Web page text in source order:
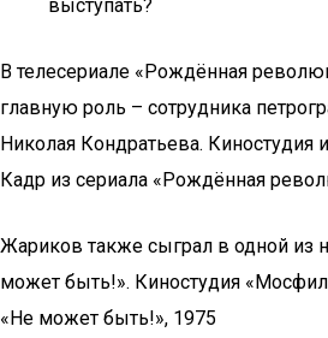
выступать?
В телесериале «Рождённая
главную роль – сотрудника
Николая Кондратьева.
Кадр из сериала «Рождённая
Жариков также сыграл в одной из
может быть!». Киностудия
«Не может быть!», 1975